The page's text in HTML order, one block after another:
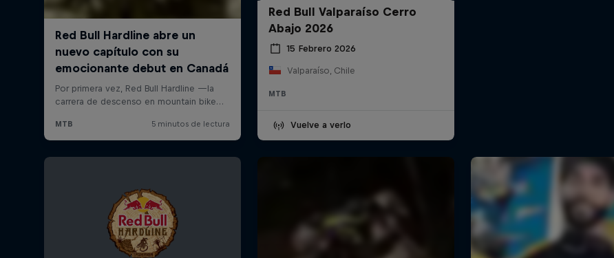
Red Bull Valparaíso Cerro
Abajo 2026
15 Febrero 2026
Valparaíso, Chile
MTB
Vuelve a verlo